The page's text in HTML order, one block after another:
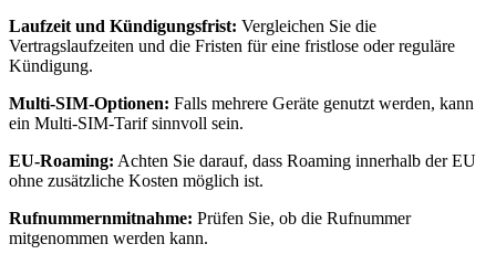
Laufzeit und Kündigungsfrist: Vergleichen Sie die
Vertragslaufzeiten und die Fristen für eine fristlose oder reguläre
Kündigung.
Multi-SIM-Optionen: Falls mehrere Geräte genutzt werden, kann
ein Multi-SIM-Tarif sinnvoll sein.
EU-Roaming: Achten Sie darauf, dass Roaming innerhalb der EU
ohne zusätzliche Kosten möglich ist.
Rufnummernmitnahme: Prüfen Sie, ob die Rufnummer
mitgenommen werden kann.